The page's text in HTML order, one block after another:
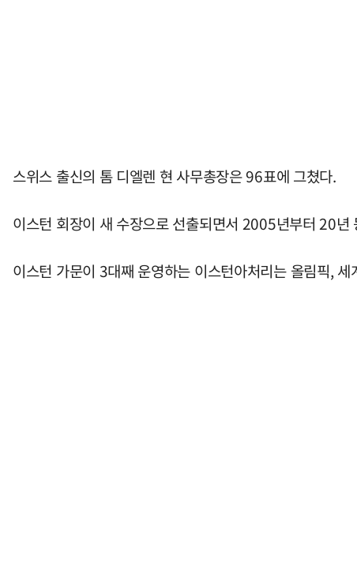
스위스 출신의 톰 디엘렌 현 사무총장은 96표에 그쳤다.
이스턴 회장이 새 수장으로 선출되면서 2005년부터 20
이스턴 가문이 3대째 운영하는 이스턴아처리는 올림픽,